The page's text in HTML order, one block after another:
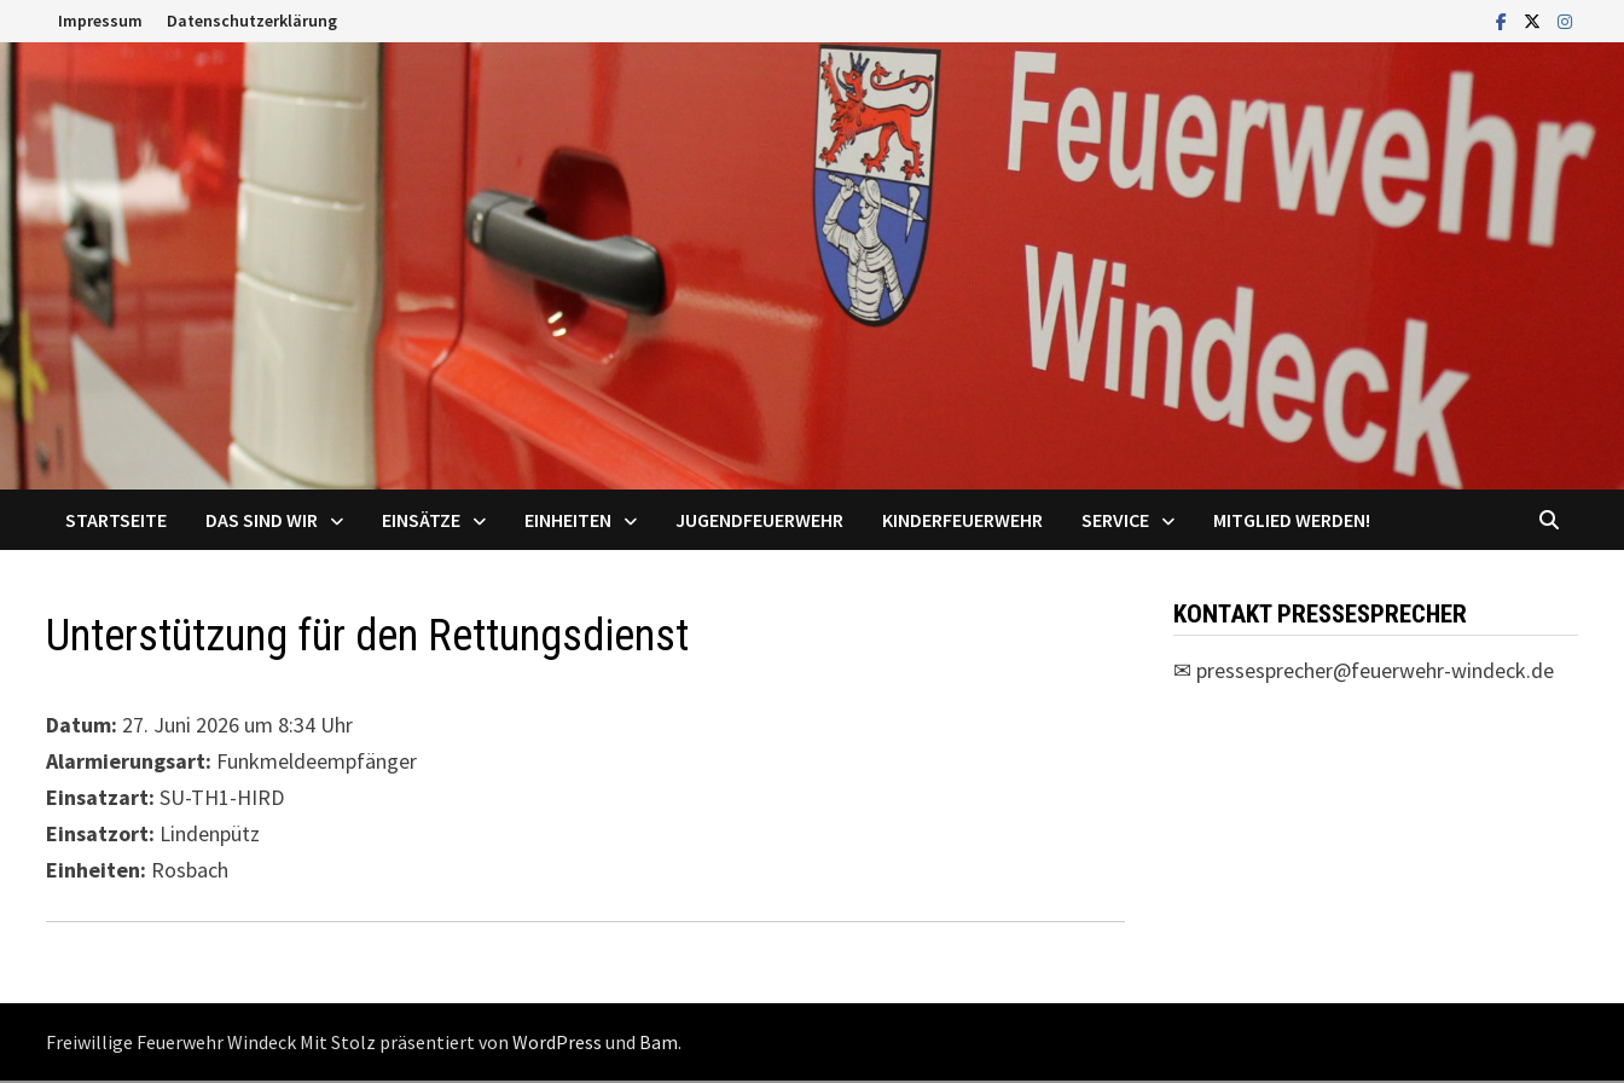
Inhalt
springen
Impressum Datenschutzerklärung
STARTSEITE DAS SIND WIR EINSÄTZE EINHEITEN JUGENDFEUERWEHR KINDERFEUERWEHR SERVICE MITGLIED WERDEN!
Unterstützung für den Rettungsdienst
Datum: 27. Juni 2026 um 8:34 Uhr
Alarmierungsart: Funkmeldeempfänger
Einsatzart: SU-TH1-HIRD
Einsatzort: Lindenpütz
Einheiten: Rosbach
KONTAKT PRESSESPRECHER
✉ pressesprecher@feuerwehr-windeck.de
Freiwillige Feuerwehr Windeck Mit Stolz präsentiert vonWordPress und Bam.